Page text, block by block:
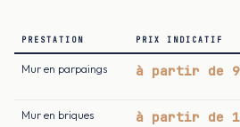
PRESTATION PRIX INDICATIF
Mur en parpaings à partir de
Mur en briques à partir de